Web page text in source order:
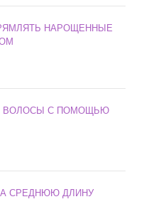
НАРОЩЕННЫЕ
ВОЛОСЫ С ПОМОЩЬЮ
СРЕДНЮЮ ДЛИНУ